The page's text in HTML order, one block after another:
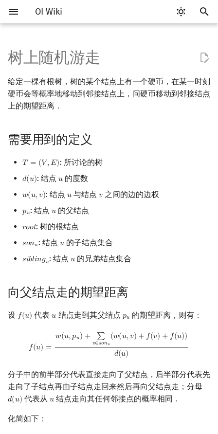
OI Wiki
入
以
开
始
索
Getting Started
关于本项目
OI Wiki 不是什么
格式手册
数学符号表
F.A.Q.
镜像站列表
致谢
比赛相关简介
赛事 ICPC/CCPC 赛事与赛制
交互题
学习路线
学习资源
分段打表
出题
工具软件简介
代码编辑工具 Emacs
CLion
Sublime Text
CP Editor
Code::Blocks
Arbiter
命令行
命令行编译与调试
编译器
WSL (Windows 10)
Special Judge
Testlib
通用
语言基础简介
C++ 基础 C++ 语法基础
STL 容器
C++ 进阶
命名空间
pb_ds
C++ 与其他常用语言的区别
Pascal 转 C++ 急救
Python 速成
Java 速成
Java 进阶
算法基础简介
复杂度 均摊复杂度
模拟
递归 & 分治
排序
选择排序
堆排序
Tim 排序
排序相关 STL
排序应用
前缀和 & 差分
二分
搜索部分简介
DFS（搜索）
双向搜索
启发式搜索
迭代加深搜索
回溯法
动态规划部分简介
动态规划基础
背包 DP
区间 DP
DAG 上的 DP
树形 DP
状压 DP
数位 DP
概率 DP
DP 套 DP
DP 优化
单调队列/单调栈优化
其它 DP 方法
字符串部分简介
字符串基础
字符串匹配
字符串哈希
字典树 (Trie)
前缀函数与 KMP 算法
Boyer–Moore 算法
Z 函数（扩展 KMP）
最优原地后缀排序算法
后缀平衡树
广义后缀自动机
后缀树
Manacher
数学部分简介
布尔代数 进位制
位操作
二进制集合操作
高精度计算
快速幂
置换和排列
弧度制与坐标系
模算术简介
费马小定理 & 欧拉定理
升幂引理
阶乘取模
卢卡斯定理
代数基本定理
多项式初等函数
Lagrange 反演
形式幂级数复合|复合逆
普通生成函数
组合数学
抽屉原理
伯努利数
范德蒙德卷积
Pólya 计数
图论计数
线性代数
向量
线性映射
线性规划
单纯形法
抽象代数
群论
条件概率与独立性
公平组合游戏
数值积分
数据结构部分简介
栈
链表
哈希表
并查集
并查集复杂度
堆
二叉堆
块状数据结构
块状数组
单调栈
线段树
线段树合并 & 分裂
Kinetic Tournament Tree
划分树
二叉搜索树 & 平衡树
Treap
红黑树
跳表
可持久化线段树
平衡树套线段树
全局平衡二叉树
需要用到的定义
向父结点走的期望距离
代码实现（以无权树为例）
最短路
差分约束
同余最短路
最小生成树
最小树形图
强连通分量
双连通分量
圆方树
点/边连通度
网络流简介
最大流
费用流
上下界网络流
Stoer–Wagner 算法
图匹配
二分图最大匹配
一般图最大匹配
一般图最大权匹配
稳定匹配
计算几何部分简介
二维计算几何基础
距离
Pick 定理
三角剖分
凸包
扫描线
旋转卡壳
反演变换
计算几何杂项
杂项简介
离散化
离线算法
CDQ 分治
分数规划
随机化
随机化技巧
悬线法
有限状态自动机
计算理论基础
在一台机器上规划任务
主元素问题
Garsia–Wachs 算法
15-puzzle
RMQ
并查集应用
线段树与离线询问
树上随机游走
给定一棵有根树，树的某个结点上有一个硬币，在某一时刻
硬币会等概率地移动到邻接结点上，问硬币移动到邻接结点
上的期望距离．
需要用到的定义
𝑇 = (𝑉,𝐸)
T= (V E) : 所讨论的树
𝑑(𝑢)
d(u): 结点 𝑢
u 的度数
𝑤(𝑢,𝑣)
w(u,v) : 结点 𝑢
u 与结点𝑣
v之间的边的边权
𝑝𝑢
pu: 结点 𝑢
u的父结点
𝑟𝑜𝑜𝑡
root: 树的根结点
𝑠𝑜𝑛𝑢
sonu: 结点 𝑢
u的子结点集合
𝑠𝑖𝑏𝑙𝑖𝑛𝑔𝑢
siblingu: 结点𝑢
u 的兄弟结点集合
向父结点走的期望距离
设 𝑓(𝑢)
f(u) 代表𝑢
u 结点走到其父结点 𝑝𝑢
pu 的期望距离，则有：
𝑓(𝑢) =
𝑤(𝑢,𝑝𝑢) + ∑
𝑣∈𝑠𝑜𝑛𝑢
(𝑤(𝑢,𝑣) + 𝑓(𝑣) + 𝑓(𝑢))
𝑑(𝑢)
w(u,pu)+∑ v∈ son u(w(u,v)+ f(v )+f(u ))d(u)
分子中的前半部分代表直接走向了父结点，后半部分代表先
走向了子结点再由子结点走回来然后再向父结点走；分母
𝑑(𝑢)
d(u) 代表从 𝑢
u 结点走向其任何邻接点的概率相同．
化简如下：